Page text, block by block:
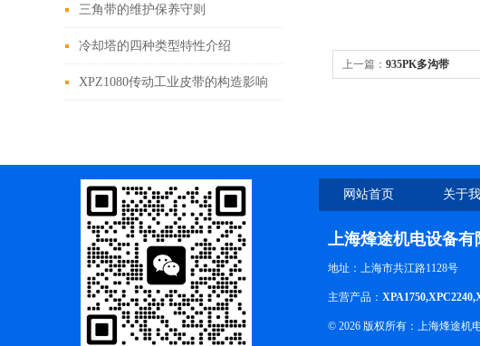
同类型的应用及特点
三角带的维护保养守则
冷却塔的四种类型特性介绍
XPZ1080传动工业皮带的构造影响
上一篇： 935PK多沟带
网站首页 关于
上海烽途机电设备有
地址：上海市共江路1128号
主营产品：
© 2026 版权所有：上海烽途机